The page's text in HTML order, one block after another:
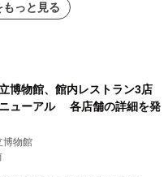
もっと見る
博物館、館内レストラン3店
ューアル 各店舗の詳細を発
博物館